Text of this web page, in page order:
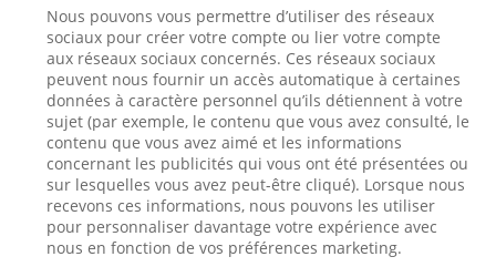
Nous pouvons vous permettre d’utiliser des réseaux
sociaux pour créer votre compte ou lier votre compte
aux réseaux sociaux concernés. Ces réseaux sociaux
peuvent nous fournir un accès automatique à certaines
données à caractère personnel qu’ils détiennent à votre
sujet (par exemple, le contenu que vous avez consulté, le
contenu que vous avez aimé et les informations
concernant les publicités qui vous ont été présentées ou
sur lesquelles vous avez peut-être cliqué). Lorsque nous
recevons ces informations, nous pouvons les utiliser
pour personnaliser davantage votre expérience avec
nous en fonction de vos préférences marketing.